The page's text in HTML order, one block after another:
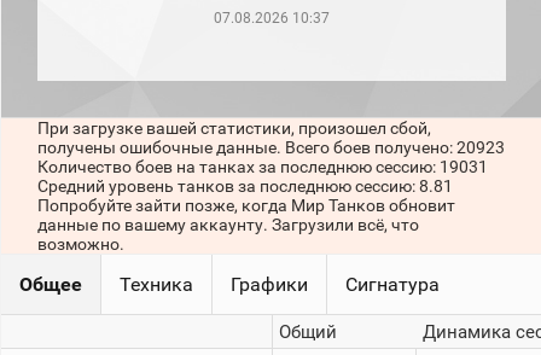
месяц)
игроков
последние
сессии)
1000
07.08.2026 10:37
При загрузке вашей статистики, произошел сбой,
получены ошибочные данные. Всего боев получено: 20923
Количество боев на танках за последнюю сессию: 19031
Средний уровень танков за последнюю сессию: 8.81
Попробуйте зайти позже, когда Мир Танков обновит
данные по вашему аккаунту. Загрузили всё, что
возможно.
Общее Техника Графики Сигнатура
Общий Динамика